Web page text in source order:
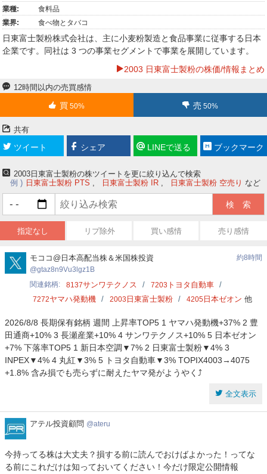
業種:
食料品
業界:
食べ物とタバコ
日東富士製粉株式会社は、主に小麦粉製造と食品事業に従事する日本
企業です。同社は 3 つの事業セグメントで事業を展開しています。
2003 日東富士製粉の株価/情報まとめ
12時間以内の売買感情
買 50% 売 50%
共有
ツイート シェア LINEで送る ブックマーク
2003日東富士製粉の株ツイートを更に絞り込んで検索
例
日東富士製粉 PTS 日東富士製粉 IR 日東富士製粉 空売り など
指定なし リプ除外 買い感情 売り感情
gtaz8n9Vu3lgz1B
モココ@日本高配当株＆米国株投資
gtaz8n9Vu3lgz1B
約8時間
関連銘柄 8137サンワテクノス 7203 トヨタ自動車
7272ヤマハ発動機 2003 日東富士製粉 4205 日本ゼオン 他
2026/8/8 長期保有銘柄 週間 上昇率TOP5 1 ヤマハ発動機+37% 2 豊
田通商+10% 3 長瀬産業+10% 4 サンワテクノス+10% 5 日本ゼオン
+7% 下落率TOP5 1 新日本空調▼7% 2 日東富士製粉▼4% 3
INPEX▼4% 4 丸紅▼3% 5 トヨタ自動車▼3% TOPIX4003→4075
+1.8% 含み損でも売らずに耐えたヤマ発がようやく⤴️
全文表示
ア
投
資
アテル投資顧問 ateru
今持ってる株は大丈夫？損する前に読んでおけばよかった！ってな
る前にこれだけは知っておいてください！今だけ限定公開情報